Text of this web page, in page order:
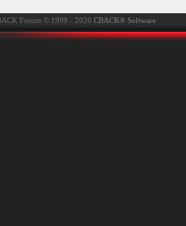
Forum © 1999 - 2026CBACK® Software